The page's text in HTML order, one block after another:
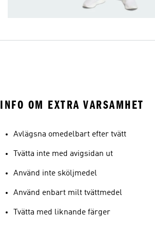
INFO OM EXTRA VARSAMHET
Avlägsna omedelbart efter tvätt
Tvätta inte med avigsidan ut
Använd inte sköljmedel
Använd enbart milt tvättmedel
Tvätta med liknande färger